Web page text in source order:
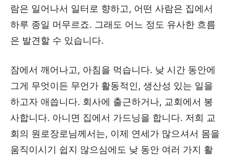
람은 일어나서 일터로 향하고, 어떤 사람은 집에서
하루 종일 머무르죠. 그래도 어느 정도 유사한 흐름
은 발견할 수 있습니다.
잠에서 깨어나고, 아침을 먹습니다. 낮 시간 동안에
그게 무엇이든 무언가 활동적인, 생산성 있는 일을
하고자 애씁니다. 회사에 출근하거나, 교회에서 봉
사합니다. 아니면 집에서 가드닝을 합니다. 저희 교
회의 원로장로님께서는, 이제 연세가 많으셔서 몸을
움직이시기 쉽지 않으심에도 낮 동안 여러 가지 활